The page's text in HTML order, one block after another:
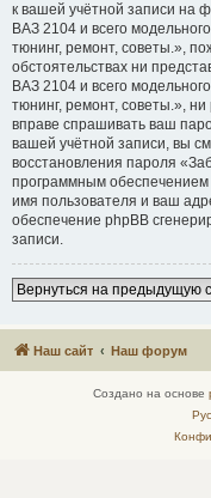
к вашей учётной записи на
ВАЗ 2104 и всего
тюнинг, ремонт, советы.»,
обстоятельствах ни
ВАЗ 2104 и всего
тюнинг, ремонт, советы.»,
вправе спрашивать ваш
вашей учётной записи, вы
восстановления пароля
программным
имя пользователя и ваш
обеспечение phpBB
записи.
Вернуться на предыдущую
Наш сайт Наш форум
Создано на основе